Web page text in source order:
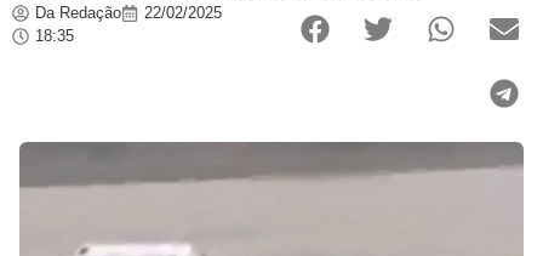
Da Redação
22/02/2025
18:35